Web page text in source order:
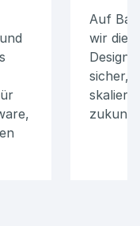
Auf
wir die
Design
sicher,